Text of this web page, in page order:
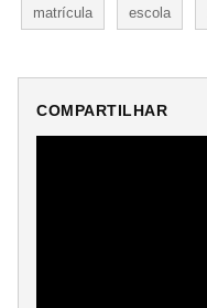
matrícula escola
COMPARTILHAR